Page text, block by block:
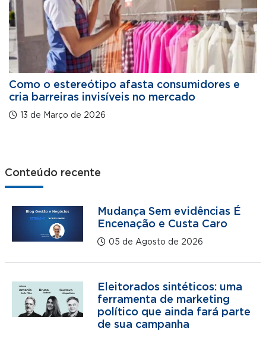
Como o estereótipo afasta consumidores e
cria barreiras invisíveis no mercado
13 de Março de 2026
Conteúdo recente
Mudança Sem evidências É
Encenação e Custa Caro
05 de Agosto de 2026
Eleitorados sintéticos: uma
ferramenta de marketing
político que ainda fará parte
de sua campanha